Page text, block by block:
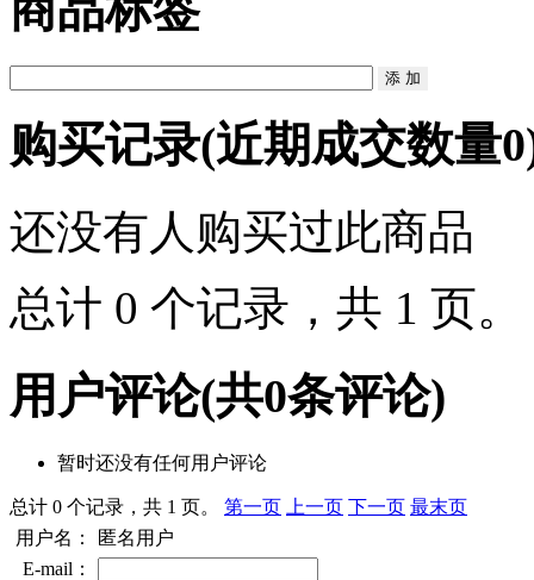
购买记录(近期成交数量0
还没有人购买过此商品
总计 0 个记录，共 1 页。
用户评论(共0条评论)
暂时还没有任何用户评论
总计 0 个记录，共 1 页。 第一页 上一页 下一页 最末页
用户名：
匿名用户
E-mail：